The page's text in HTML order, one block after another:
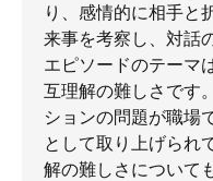
り、感情的に相手と
来事を考察し、対話
エピソードのテーマ
互理解の難しさです
ションの問題が職場
として取り上げられ
解の難しさについて